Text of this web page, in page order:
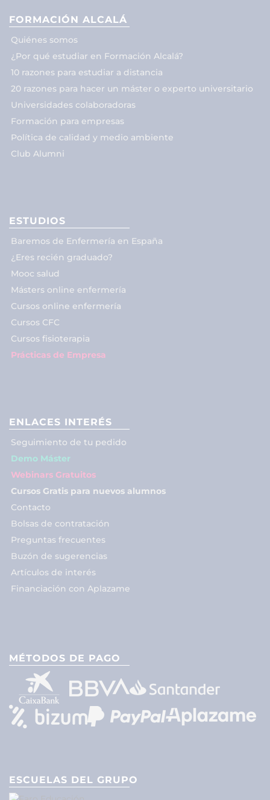
FORMACIÓN ALCALÁ
Quiénes somos
¿Por qué estudiar en Formación Alcalá?
10 razones para estudiar a distancia
20 razones para hacer un máster o experto universitario
Universidades colaboradoras
Formación para empresas
Política de calidad y medio ambiente
Club Alumni
ESTUDIOS
Baremos de Enfermería en España
¿Eres recién graduado?
Mooc salud
Másters online enfermería
Cursos online enfermería
Cursos CFC
Cursos fisioterapia
Prácticas de Empresa
ENLACES INTERÉS
Seguimiento de tu pedido
Demo Máster
Webinars Gratuitos
Cursos Gratis para nuevos alumnos
Contacto
Bolsas de contratación
Preguntas frecuentes
Buzón de sugerencias
Artículos de interés
Financiación con Aplazame
MÉTODOS DE PAGO
ESCUELAS DEL GRUPO